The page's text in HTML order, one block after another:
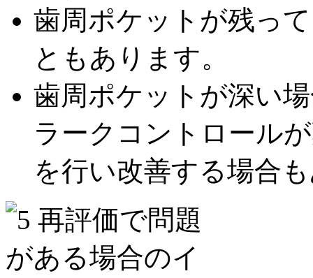
歯周ポケットが残っ
ともあります。
歯周ポケットが深い
ラークコントロール
を行い改善する場合